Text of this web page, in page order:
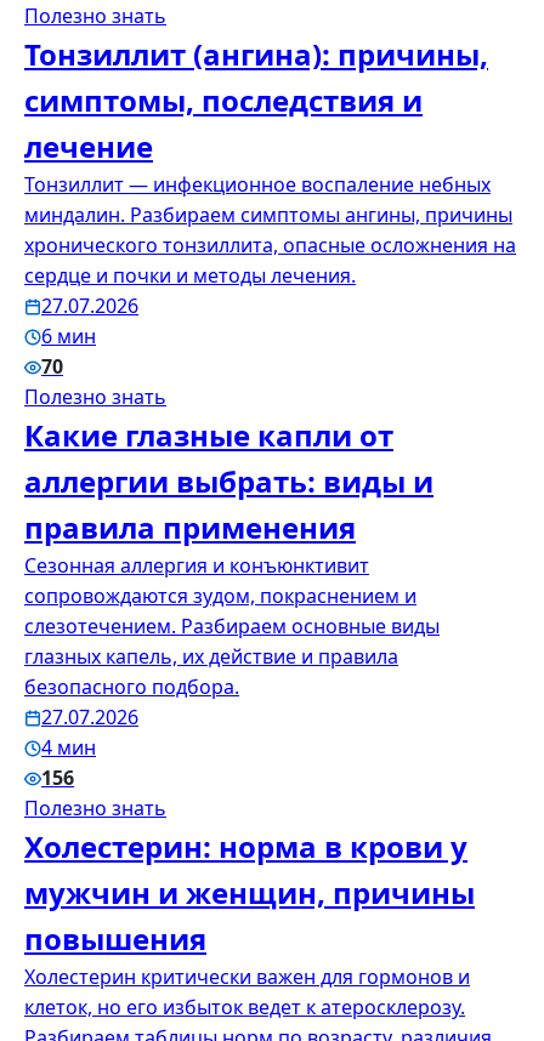
Полезно знать
Тонзиллит (ангина): причины,
симптомы, последствия и
лечение
Тонзиллит — инфекционное воспаление небных
миндалин. Разбираем симптомы ангины, причины
хронического тонзиллита, опасные осложнения на
сердце и почки и методы лечения.
27.07.2026
6 мин
70
Полезно знать
Какие глазные капли от
аллергии выбрать: виды и
правила применения
Сезонная аллергия и конъюнктивит
сопровождаются зудом, покраснением и
слезотечением. Разбираем основные виды
глазных капель, их действие и правила
безопасного подбора.
27.07.2026
4 мин
156
Полезно знать
Холестерин: норма в крови у
мужчин и женщин, причины
повышения
Холестерин критически важен для гормонов и
клеток, но его избыток ведет к атеросклерозу.